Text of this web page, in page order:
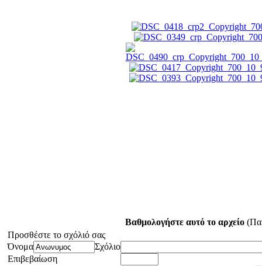
Βαθμολογήστε αυτό το αρχείο
Προσθέστε το σχόλιό σας
Όνομα
Σχόλιο
Επιβεβαίωση